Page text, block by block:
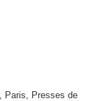
, Paris, Presses de